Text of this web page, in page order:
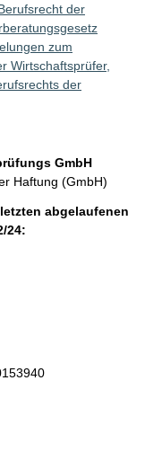
der
zum
Wirtschaftsprüfer,
der
GmbH
Haftung (GmbH)
abgelaufenen
24: